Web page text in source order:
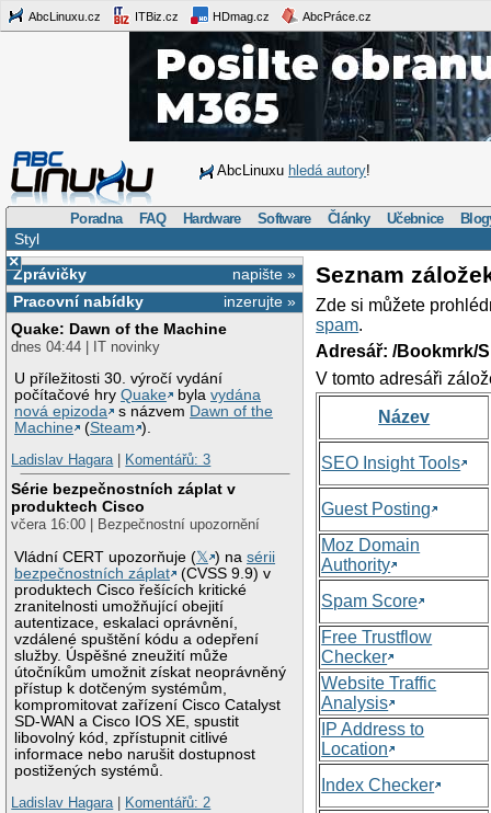
AbcLinuxu.cz ITBiz.cz HDmag.cz AbcPráce.cz
AbcLinuxu hledá autory!
Poradna FAQ Hardware Software Články Učebnice
Styl
×
napište »
Zprávičky
inzerujte »
Pracovní nabídky
Quake: Dawn of the Machine
dnes 04:44 | IT novinky
U příležitosti 30. výročí vydání
počítačové hryQuake bylavydána
nová epizoda
s názvem Dawn of the
Machine
(Steam ).
Ladislav Hagara| Komentářů: 3
Série bezpečnostních záplat v
produktech Cisco
včera 16:00 | Bezpečnostní upozornění
Vládní CERT upozorňuje (𝕏 ) nasérii
bezpečnostních záplat
(CVSS 9.9) v
produktech Cisco řešících kritické
zranitelnosti umožňující obejití
autentizace, eskalaci oprávnění,
vzdálené spuštění kódu a odepření
služby. Úspěšné zneužití může
útočníkům umožnit získat neoprávněný
přístup k dotčeným systémům,
kompromitovat zařízení Cisco Catalyst
SD-WAN a Cisco IOS XE, spustit
libovolný kód, zpřístupnit citlivé
informace nebo narušit dostupnost
postižených systémů.
Ladislav Hagara| Komentářů: 2
Seznam
Zde si můžete
spam.
Adresář: /Bookmrk/
V tomto adresáři
Název
SEO Insight Tools
Guest Posting
Moz Domain
Authority
Spam Score
Free Trustflow
Checker
Website Traffic
Analysis
IP Address to
Location
Index Checker